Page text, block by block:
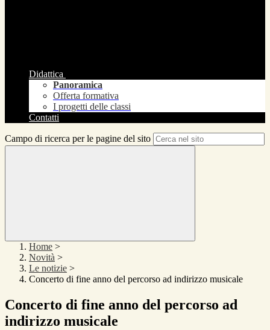
Didattica
Panoramica
Offerta formativa
I progetti delle classi
Contatti
Campo di ricerca per le pagine del sito
Home >
Novità >
Le notizie >
Concerto di fine anno del percorso ad indirizzo musicale
Concerto di fine anno del percorso ad
indirizzo musicale